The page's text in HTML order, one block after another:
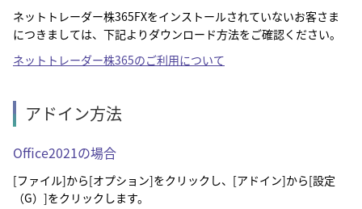
ネットトレーダー株365FXをインストールされていないお客さま
につきましては、下記よりダウンロード方法をご確認ください。
ネットトレーダー株365のご利用について
アドイン方法
Office2021の場合
[ファイル]から[オプション]をクリックし、[アドイン]から[設定
（G）]をクリックします。